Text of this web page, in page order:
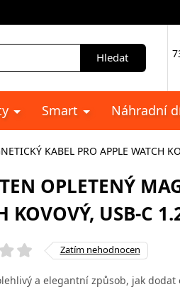
Hledat
Smart Náhradní
KABEL PRO APPLE WATCH
OPLETENÝ
KOVOVÝ, USB-C
Zatím nehodnocen
a elegantní způsob, jak